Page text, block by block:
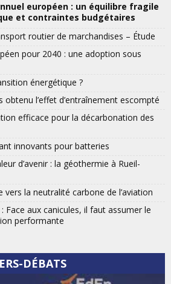
européen : un équilibre fragile
et contraintes budgétaires
routier de marchandises – Étude
pour 2040 : une adoption sous
énergétique ?
obtenu l’effet d’entraînement escompté
efficace pour la décarbonation des
innovants pour batteries
d’avenir : la géothermie à Rueil-
vers la neutralité carbone de l’aviation
Face aux canicules, il faut assumer le
performante
DÉBATS